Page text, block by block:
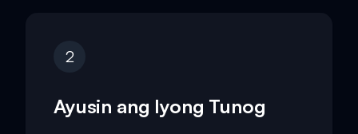
2
Ayusin ang Iyong Tunog